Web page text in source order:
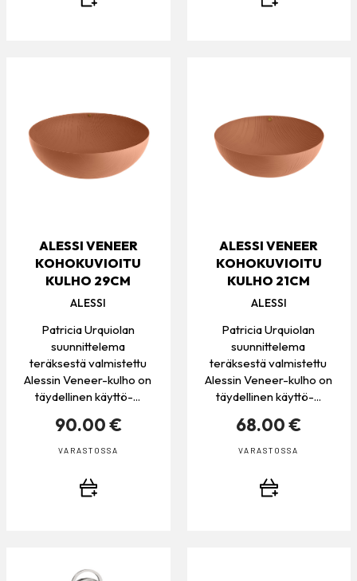
ALESSI VENEER
KOHOKUVIOITU
KULHO 29CM
ALESSI
Patricia Urquiolan
suunnittelema
teräksestä valmistettu
Alessin Veneer-kulho on
täydellinen käyttö-...
90.00 €
VARASTOSSA
ALESSI VENEER
KOHOKUVIOITU
KULHO 21CM
ALESSI
Patricia Urquiolan
suunnittelema
teräksestä valmistettu
Alessin Veneer-kulho on
täydellinen käyttö-...
68.00 €
VARASTOSSA